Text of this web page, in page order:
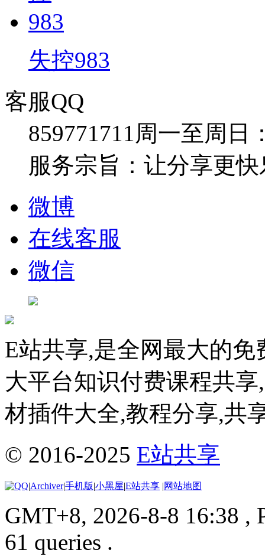
失控983
客服QQ
859771711周一至周日
服务宗旨：让分享更
微博
在线客服
微信
E站共享,是全网最大的
大平台知识付费课程共
材插件大全,教程分享,共
© 2016-2025 E站共享
|Archiver|手机版|小黑屋|E站共享 |网站地图
GMT+8, 2026-8-8 16:38 ,
61 queries .